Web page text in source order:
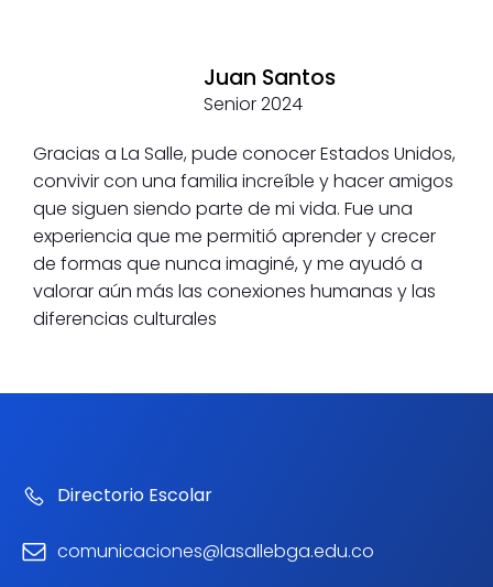
Juan Santos
Senior 2024
Gracias a La Salle, pude conocer Estados Unidos,
convivir con una familia increíble y hacer amigos
que siguen siendo parte de mi vida. Fue una
experiencia que me permitió aprender y crecer
de formas que nunca imaginé, y me ayudó a
valorar aún más las conexiones humanas y las
diferencias culturales
Directorio Escolar
comunicaciones@lasallebga.edu.co